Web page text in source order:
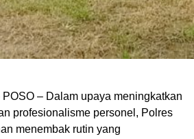
– Dalam upaya meningkatkan
profesionalisme personel, Polres
menembak rutin yang